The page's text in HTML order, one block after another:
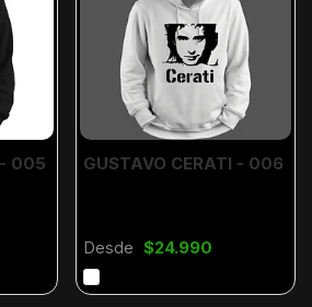
- 005 GUSTAVO CERATI - 006
Desde $24.990